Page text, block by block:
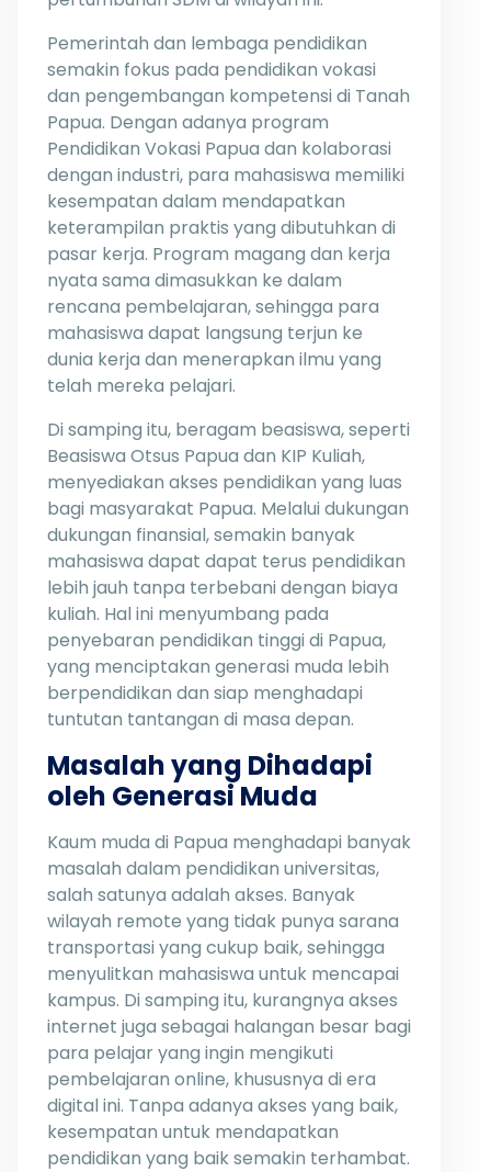
Pemerintah dan lembaga pendidikan
semakin fokus pada pendidikan vokasi
dan pengembangan kompetensi di Tanah
Papua. Dengan adanya program
Pendidikan Vokasi Papua dan kolaborasi
dengan industri, para mahasiswa memiliki
kesempatan dalam mendapatkan
keterampilan praktis yang dibutuhkan di
pasar kerja. Program magang dan kerja
nyata sama dimasukkan ke dalam
rencana pembelajaran, sehingga para
mahasiswa dapat langsung terjun ke
dunia kerja dan menerapkan ilmu yang
telah mereka pelajari.
Di samping itu, beragam beasiswa, seperti
Beasiswa Otsus Papua dan KIP Kuliah,
menyediakan akses pendidikan yang luas
bagi masyarakat Papua. Melalui dukungan
dukungan finansial, semakin banyak
mahasiswa dapat dapat terus pendidikan
lebih jauh tanpa terbebani dengan biaya
kuliah. Hal ini menyumbang pada
penyebaran pendidikan tinggi di Papua,
yang menciptakan generasi muda lebih
berpendidikan dan siap menghadapi
tuntutan tantangan di masa depan.
Masalah yang Dihadapi
oleh Generasi Muda
Kaum muda di Papua menghadapi banyak
masalah dalam pendidikan universitas,
salah satunya adalah akses. Banyak
wilayah remote yang tidak punya sarana
transportasi yang cukup baik, sehingga
menyulitkan mahasiswa untuk mencapai
kampus. Di samping itu, kurangnya akses
internet juga sebagai halangan besar bagi
para pelajar yang ingin mengikuti
pembelajaran online, khususnya di era
digital ini. Tanpa adanya akses yang baik,
kesempatan untuk mendapatkan
pendidikan yang baik semakin terhambat.